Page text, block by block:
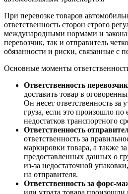
При перевозке товаров
ответственность сторон строго
международными нормами и
перевозчик, так и отправитель
обязанности и риски, связанные с
Основные моменты
Ответственность
доставить товар в
Он несет ответственность за
груза, если это произошло по
недостатков транспортного
Ответственность
ответственность за
маркировки товара, а также
предоставленных данных о
из-за недостаточной
на отправителя.
Ответственность за форс-